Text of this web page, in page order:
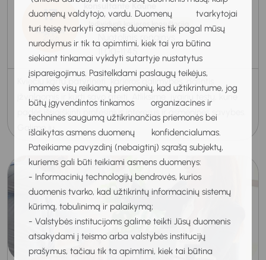
duomenų valdytojo, vardu. Duomenų tvarkytojai
turi teisę tvarkyti asmens duomenis tik pagal mūsų
nurodymus ir tik ta apimtimi, kiek tai yra būtina
siekiant tinkamai vykdyti sutartyje nustatytus
įsipareigojimus. Pasitelkdami paslaugų teikėjus,
imamės visų reikiamų priemonių, kad užtikrintume, jog
būtų įgyvendintos tinkamos organizacines ir
technines saugumą užtikrinančias priemonės bei
išlaikytas asmens duomenų konfidencialumas.
Pateikiame pavyzdinį (nebaigtinį) sąrašą subjektų,
kuriems gali būti teikiami asmens duomenys:
- Informacinių technologijų bendrovės, kurios
duomenis tvarko, kad užtikrintų informacinių sistemų
kūrimą, tobulinimą ir palaikymą;
- Valstybės institucijoms galime teikti Jūsų duomenis
atsakydami į teismo arba valstybės institucijų
prašymus, tačiau tik ta apimtimi, kiek tai būtina
17
Rugpjūtis
2026
konsultante Kaune
Individuali karjeros konsultacija
Nuotolinis renginys
11:00-11:45
Kviečiu kartu patyrinėti karjeros galimybes, dalintis
įžvalgomis ir kurti savo ateitį. Atliksime įvairių testų, kurie
padės išsiaiškinti profesinius interesus ir asmenines savybes.
Galime ju...